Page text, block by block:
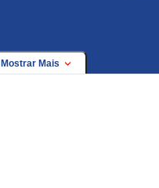
Mostrar Mais